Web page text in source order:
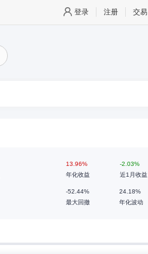
登录 注册 交易
13.96%
年化收益
-2.03%
近1月收益
-52.44%
最大回撤
24.18%
年化波动